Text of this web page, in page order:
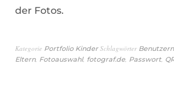
der Fotos.
Kategorie Portfolio Kinder Schlagwörter
Eltern, Fotoauswahl, fotograf.de Passwort